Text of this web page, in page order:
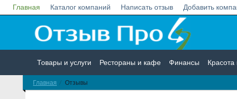
Главная Каталог компаний Написать отзыв Добавить
Товары и услуги Рестораны и кафе Финансы Красота
Недвижимость
Главная Отзывы